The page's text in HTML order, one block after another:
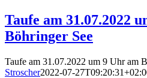
Taufe am 31.07.2022
Böhringer See
Taufe am 31.07.2022 um 9 Uhr am
Stroscher2022-07-